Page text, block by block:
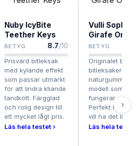
Nuby IcyBite
Teether Keys
BETYG 8.7/10
Prisvärd bitleksak
med kylande effekt
som passar utmärkt
för att lindra kliande
tandkött. Färgglad
och rolig design till
ett mycket lågt pris.
Läs hela testet ›
Vulli Sophie
Girafe
BETYG
Originalet
bitleksaker i
naturgummi –
modell som
fungerar som
Perfekt för den
vill ha det lilla
Läs hela testet
›